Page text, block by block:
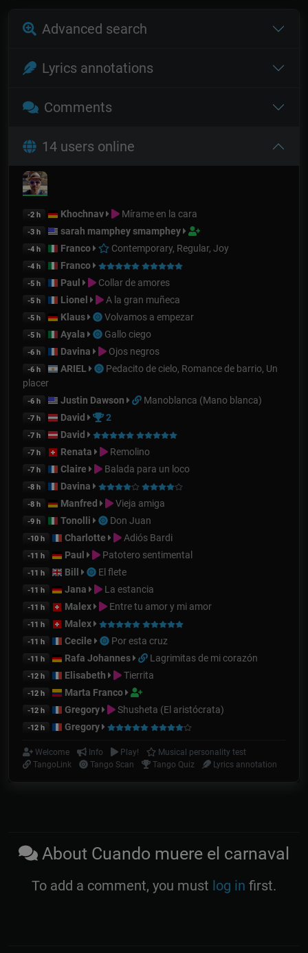
Advanced search
Lyrics annotations
Comments
14 users online
-2 h Khochnav Mírame en la cara
-3 h sarah mamphey smamphey
-4 h Franco Contemporary, Regular, Joy
-4 h Franco
-5 h Paul Collar de amores
-5 h Lionel A la gran muñeca
-5 h Klaus Volvamos a empezar
-5 h Ayala Gallo ciego
-6 h Davina Ojos negros
-6 h ARIEL
Pedacito de cielo, Romance de barrio, Un
placer
-6 h Justin Dawson Manoblanca (Mano blanca)
-7 h David 2
-7 h David
-7 h Renata Remolino
-7 h Claire Balada para un loco
-8 h Davina
-8 h Manfred Vieja amiga
-9 h Tonolli Don Juan
-10 h Charlotte Adiós Bardi
-11 h Paul Patotero sentimental
-11 h Bill El flete
-11 h Jana La estancia
-11 h Malex Entre tu amor y mi amor
-11 h Malex
-11 h Cecile Por esta cruz
-11 h Rafa Johannes Lagrimitas de mi corazón
-12 h Elisabeth Tierrita
-12 h Marta Franco
-12 h Gregory Shusheta (El aristócrata)
-12 h Gregory
Welcome Info Play!
Musical personality test
TangoLink
Tango Scan Tango Quiz Lyrics annotation
About Cuando muere el carnaval
To add a comment, you must log in first.